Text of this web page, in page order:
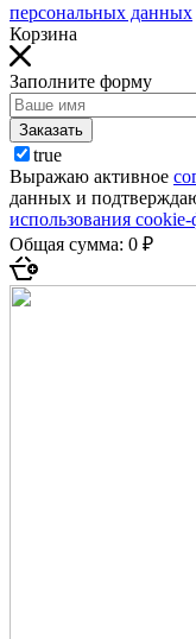
персональных данных
Корзина
Заполните форму
Заказать
true
Выражаю активное
данных и
использования
Общая сумма: 0 ₽